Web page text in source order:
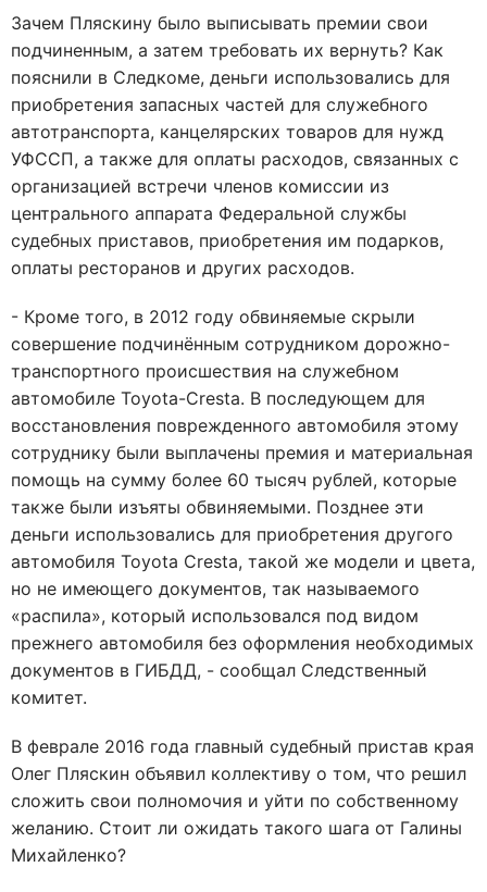
Зачем Пляскину было выписывать премии свои
подчиненным, а затем требовать их вернуть? Как
пояснили в Следкоме, деньги использовались для
приобретения запасных частей для служебного
автотранспорта, канцелярских товаров для нужд
УФССП, а также для оплаты расходов, связанных с
организацией встречи членов комиссии из
центрального аппарата Федеральной службы
судебных приставов, приобретения им подарков,
оплаты ресторанов и других расходов.
- Кроме того, в 2012 году обвиняемые скрыли
совершение подчинённым сотрудником дорожно-
транспортного происшествия на служебном
автомобиле Toyota-Cresta. В последующем для
восстановления поврежденного автомобиля этому
сотруднику были выплачены премия и материальная
помощь на сумму более 60 тысяч рублей, которые
также были изъяты обвиняемыми. Позднее эти
деньги использовались для приобретения другого
автомобиля Toyota Cresta, такой же модели и цвета,
но не имеющего документов, так называемого
«распила», который использовался под видом
прежнего автомобиля без оформления необходимых
документов в ГИБДД, - сообщал Следственный
комитет.
В феврале 2016 года главный судебный пристав края
Олег Пляскин объявил коллективу о том, что решил
сложить свои полномочия и уйти по собственному
желанию. Стоит ли ожидать такого шага от Галины
Михайленко?